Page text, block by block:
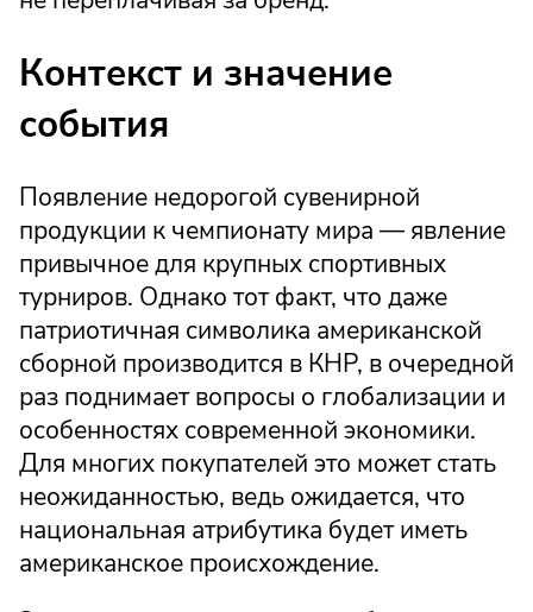
Контекст и значение
события
Появление недорогой сувенирной
продукции к чемпионату мира — явление
привычное для крупных спортивных
турниров. Однако тот факт, что даже
патриотичная символика американской
сборной производится в КНР, в очередной
раз поднимает вопросы о глобализации и
особенностях современной экономики.
Для многих покупателей это может стать
неожиданностью, ведь ожидается, что
национальная атрибутика будет иметь
американское происхождение.